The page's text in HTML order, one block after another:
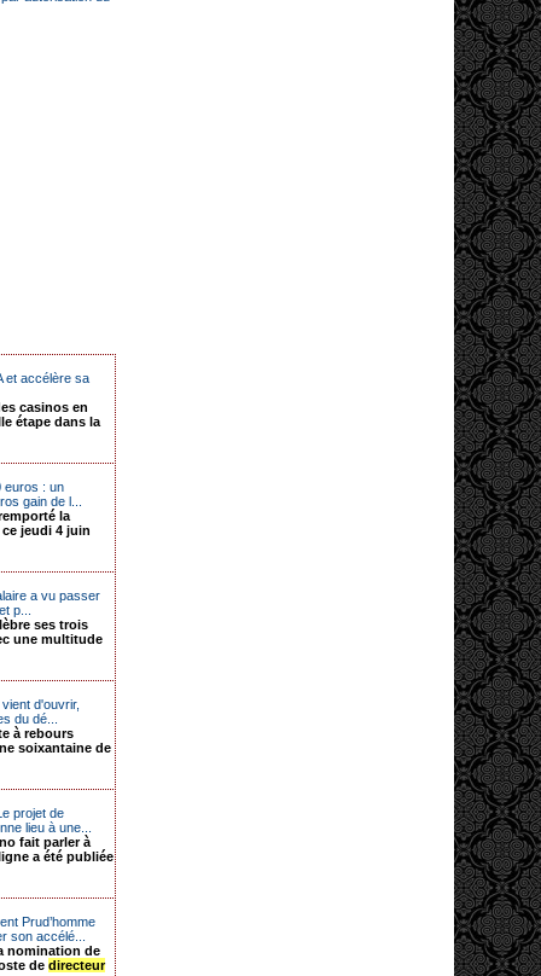
et accélère sa
casinos en
étape dans la
euros : un
gain de l...
la
ce jeudi 4 juin
a vu passer
p...
ses trois
une multitude
d'ouvrir,
du dé...
à rebours
soixantaine de
projet de
lieu à une...
fait parler à
a été publiée
Prud’homme
son accélé...
nomination de
de directeur